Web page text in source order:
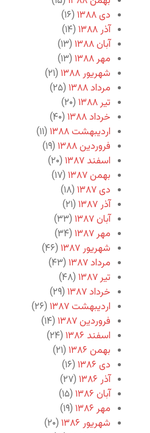
دی ۱۳۸۸
(۱۶)
آذر ۱۳۸۸
(۱۴)
آبان ۱۳۸۸
(۱۳)
مهر ۱۳۸۸
(۱۳)
شهریور ۱۳۸۸
(۲۱)
مرداد ۱۳۸۸
(۲۵)
تیر ۱۳۸۸
(۲۰)
خرداد ۱۳۸۸
(۴۰)
اردیبهشت ۱۳۸۸
(۱۱)
فروردین ۱۳۸۸
(۱۹)
اسفند ۱۳۸۷
(۲۰)
بهمن ۱۳۸۷
(۱۷)
دی ۱۳۸۷
(۱۸)
آذر ۱۳۸۷
(۲۱)
آبان ۱۳۸۷
(۳۳)
مهر ۱۳۸۷
(۳۴)
شهریور ۱۳۸۷
(۴۶)
مرداد ۱۳۸۷
(۴۳)
تیر ۱۳۸۷
(۴۸)
خرداد ۱۳۸۷
(۲۹)
اردیبهشت ۱۳۸۷
(۲۶)
فروردین ۱۳۸۷
(۱۴)
اسفند ۱۳۸۶
(۲۴)
بهمن ۱۳۸۶
(۲۱)
دی ۱۳۸۶
(۱۶)
آذر ۱۳۸۶
(۲۷)
آبان ۱۳۸۶
(۱۵)
مهر ۱۳۸۶
(۱۹)
شهریور ۱۳۸۶
(۲۰)